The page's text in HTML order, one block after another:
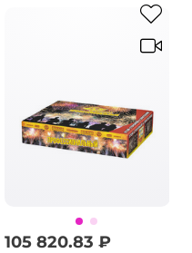
105 820.83 ₽